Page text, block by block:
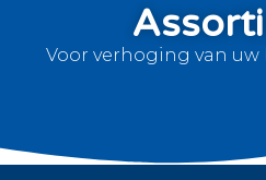
Voor verhoging van